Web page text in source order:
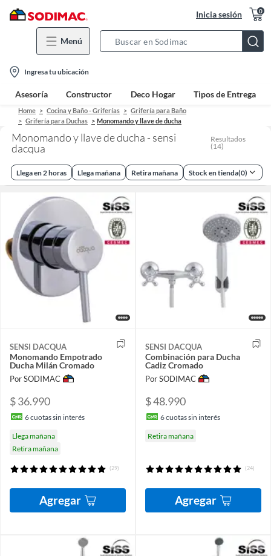
Inicia sesión 0
Menú
Bar
location-
icon
Ingresa tu ubicación
Asesoría Constructor Deco Hogar Tipos de Entrega
Home Cocina y Baño - Griferías
Grifería para Baño
Grifería para Duchas
Monomando y llave de ducha
Monomando y llave de ducha - sensi
dacqua
Resultados
(14)
Llega en 2 horas Llega mañana Retira mañana Stock en tienda(0)
SENSI DACQUA
Monomando Empotrado
Ducha Milán Cromado
Por SODIMAC
$ 36.990
6cuotas sin interés
Llega mañana
Retira mañana
(29)
Agregar
SENSI DACQUA
Combinación para Ducha
Cadiz Cromado
Por SODIMAC
$ 48.990
6cuotas sin interés
Retira mañana
(24)
Agregar